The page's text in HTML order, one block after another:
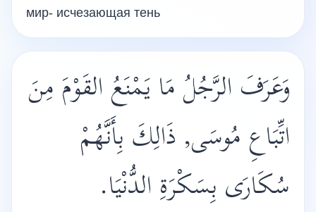
мир- исчезающая тень
وَعَرَفَ الرَّجُلُ مَا يَمْنَعُ القَوْمَ مِنَ
اتِّبَاعِ مُوسَى, ذَالِكَ بِأَنَّهُمْ
سُكَارَى بِسَكْرَةِ الدُّنْيَا.